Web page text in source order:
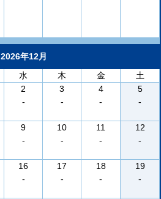
2026年12月
水 木 金
土
2
-
3
-
4
-
5
-
9
-
10
-
11
-
12
-
16
-
17
-
18
-
19
-